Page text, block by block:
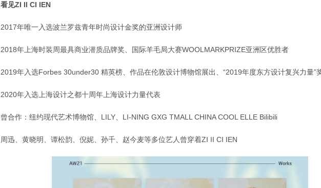
看见ZI II CI IEN
2017年唯一入选波兰罗兹青年时尚设计金奖的亚洲设计师
2018年上海时装周最具商业潜质品牌奖、国际羊毛局大赛WOOLMARKPRIZE亚洲区优胜者
2019年入选Forbes 30under30 精英榜、作品在伦敦设计博物馆展出、“2019年度东方设计复兴力量”
2020年入选上海设计之都十周年上海设计力量代表
曾合作：纽约现代艺术博物馆、LILY、LI-NING GXG TMALL CHINA COOL ELLE Bilibili
周迅、黄晓明、谭松韵、倪妮、孙千、赵今麦等多位艺人曾穿着ZI II CI IEN